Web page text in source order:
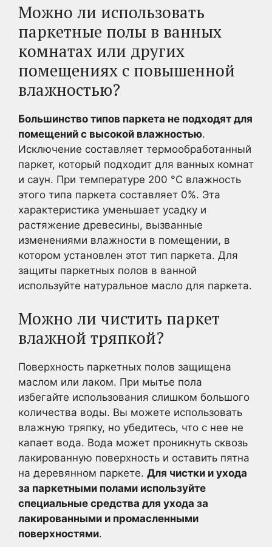
Можно ли использовать
паркетные полы в ванных
комнатах или других
помещениях с повышенной
влажностью?
Большинство типов паркета не подходят для
помещений с высокой влажностью.
Исключение составляет термообработанный
паркет, который подходит для ванных комнат
и саун. При температуре 200 °С влажность
этого типа паркета составляет 0%. Эта
характеристика уменьшает усадку и
растяжение древесины, вызванные
изменениями влажности в помещении, в
котором установлен этот тип паркета. Для
защиты паркетных полов в ванной
используйте натуральное масло для паркета.
Можно ли чистить паркет
влажной тряпкой?
Поверхность паркетных полов защищена
маслом или лаком. При мытье пола
избегайте использования слишком большого
количества воды. Вы можете использовать
влажную тряпку, но убедитесь, что с нее не
капает вода. Вода может проникнуть сквозь
лакированную поверхность и оставить пятна
на деревянном паркете. Для чистки и ухода
за паркетными полами используйте
специальные средства для ухода за
лакированными и промасленными
поверхностями.